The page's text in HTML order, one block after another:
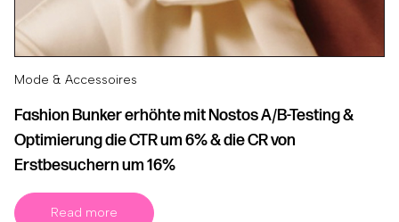
Mode & Accessoires
Fashion Bunker erhöhte mit Nostos A/B-Testing &
Optimierung die CTR um 6% & die CR von
Erstbesuchern um 16%
Read more